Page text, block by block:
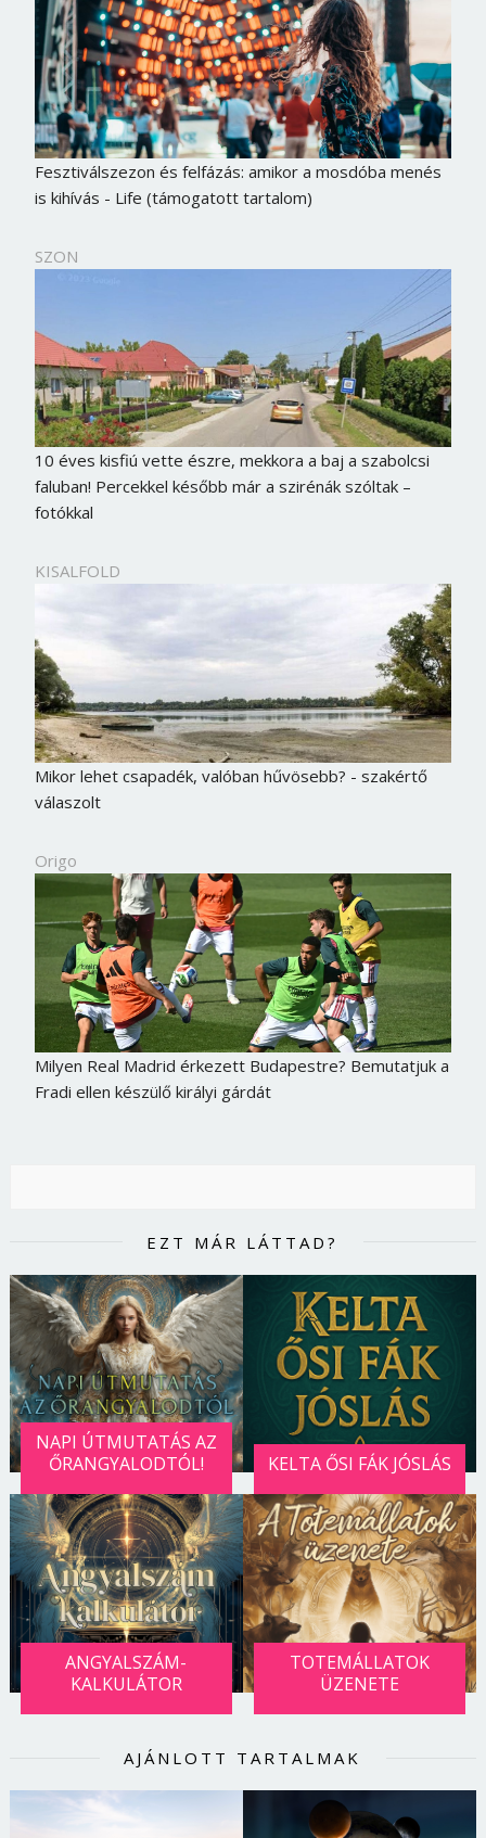
Fesztiválszezon és felfázás: amikor a mosdóba menés
is kihívás - Life (támogatott tartalom)
SZON
10 éves kisfiú vette észre, mekkora a baj a szabolcsi
faluban! Percekkel később már a szirénák szóltak –
fotókkal
KISALFOLD
Mikor lehet csapadék, valóban hűvösebb? - szakértő
válaszolt
Origo
Milyen Real Madrid érkezett Budapestre? Bemutatjuk a
Fradi ellen készülő királyi gárdát
EZT MÁR LÁTTAD?
NAPI ÚTMUTATÁS AZ
ŐRANGYALODTÓL!
KELTA ŐSI FÁK JÓSLÁS
ANGYALSZÁM-
KALKULÁTOR
TOTEMÁLLATOK
ÜZENETE
AJÁNLOTT TARTALMAK
Borsonline bejelentkezés
E-mail cím vagy felhasználónév